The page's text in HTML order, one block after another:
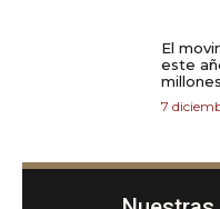
El
este
7